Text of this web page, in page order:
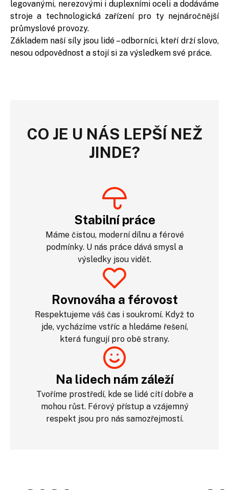
legovanými, nerezovými i duplexními oceli a dodáváme
stroje a technologická zařízení pro ty nejnáročnější
průmyslové provozy.
Základem naší síly jsou lidé – odborníci, kteří drží slovo,
nesou odpovědnost a stojí si za výsledkem své práce.
CO JE U NÁS LEPŠÍ NEŽ
JINDE?
Stabilní práce
Máme čistou, moderní dílnu a férové
podmínky. U nás práce dává smysl a
výsledky jsou vidět.
Rovnováha a férovost
Respektujeme váš čas i soukromí. Když to
jde, vycházíme vstříc a hledáme řešení,
která fungují pro obě strany.
Na lidech nám záleží
Tvoříme prostředí, kde se lidé cítí dobře a
mohou růst. Férový přístup a vzájemný
respekt jsou pro nás samozřejmostí.